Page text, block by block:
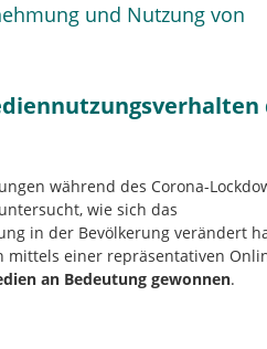
und Nutzung von
während des Corona-
wie sich das
in der Bevölkerung verändert
mittels einer repräsentativen
an Bedeutung gewonnen.